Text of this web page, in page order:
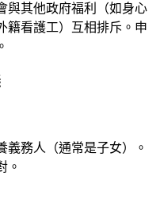
與其他政府福利（如身心
籍看護工）互相排斥。申
義務人（通常是子女）。
。